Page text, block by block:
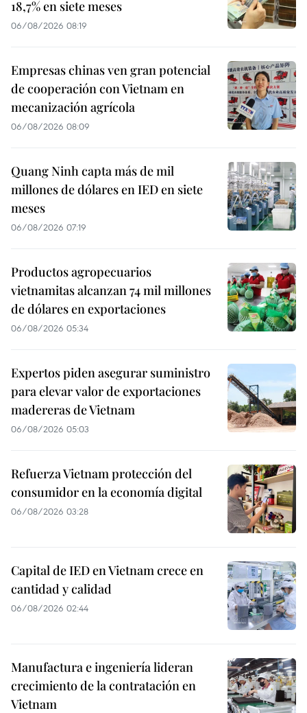
18,7% en siete meses
06/08/2026 08:19
Empresas chinas ven gran potencial
de cooperación con Vietnam en
mecanización agrícola
06/08/2026 08:09
Quang Ninh capta más de mil
millones de dólares en IED en siete
meses
06/08/2026 07:19
Productos agropecuarios
vietnamitas alcanzan 74 mil millones
de dólares en exportaciones
06/08/2026 05:34
Expertos piden asegurar suministro
para elevar valor de exportaciones
madereras de Vietnam
06/08/2026 05:03
Refuerza Vietnam protección del
consumidor en la economía digital
06/08/2026 03:28
Capital de IED en Vietnam crece en
cantidad y calidad
06/08/2026 02:44
Manufactura e ingeniería lideran
crecimiento de la contratación en
Vietnam